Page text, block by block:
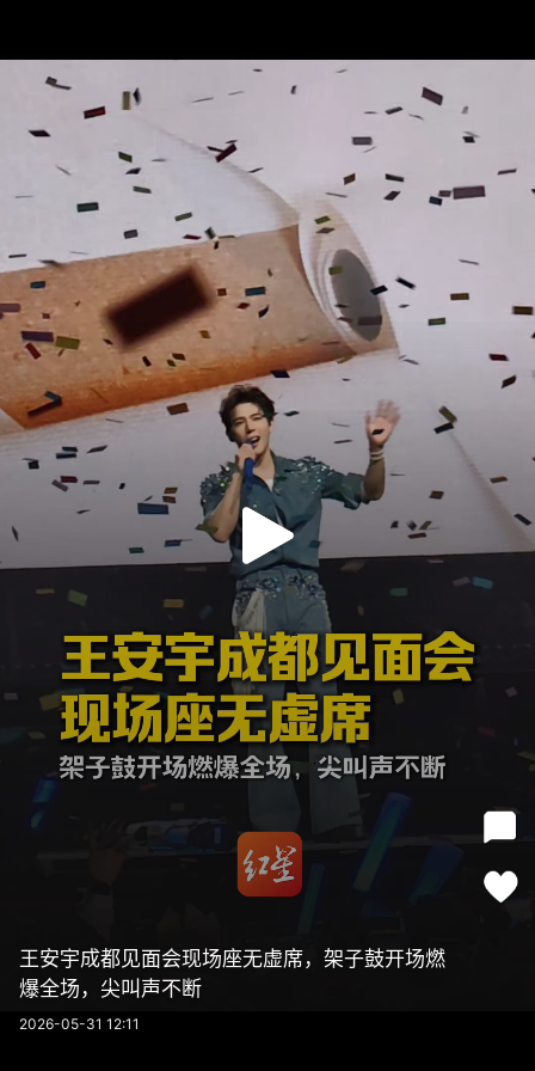
王安宇成都见面会现场座无虚席，架子鼓开场燃
爆全场，尖叫声不断
2026-05-31 12:11